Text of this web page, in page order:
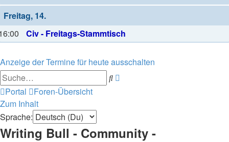
Freitag, 14.
Civ - Freitags-Stammtisch
Anzeige der Termine für heute ausschalten
Suche
Portal
Foren-Übersicht
Zum Inhalt
Sprache:
Writing Bull - Community -